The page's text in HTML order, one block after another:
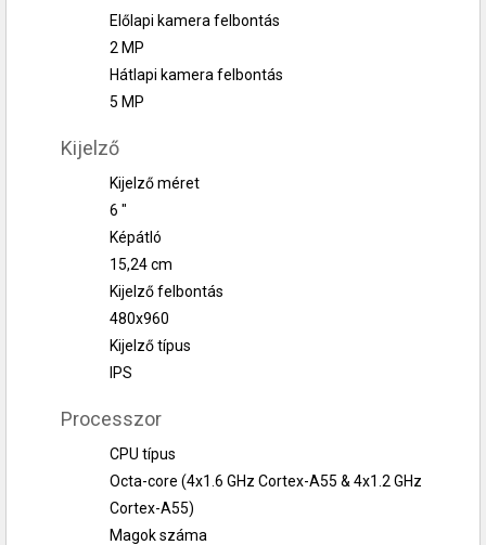
Előlapi kamera felbontás
2 MP
Hátlapi kamera felbontás
5 MP
Kijelző
Kijelző méret
6 "
Képátló
15,24 cm
Kijelző felbontás
480x960
Kijelző típus
IPS
Processzor
CPU típus
Octa-core (4x1.6 GHz Cortex-A55 & 4x1.2 GHz
Cortex-A55)
Magok száma